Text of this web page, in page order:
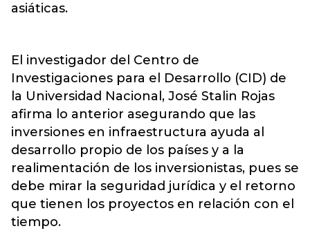
asiáticas.
El investigador del Centro de
Investigaciones para el Desarrollo (CID) de
la Universidad Nacional, José Stalin Rojas
afirma lo anterior asegurando que las
inversiones en infraestructura ayuda al
desarrollo propio de los países y a la
realimentación de los inversionistas, pues se
debe mirar la seguridad jurídica y el retorno
que tienen los proyectos en relación con el
tiempo.